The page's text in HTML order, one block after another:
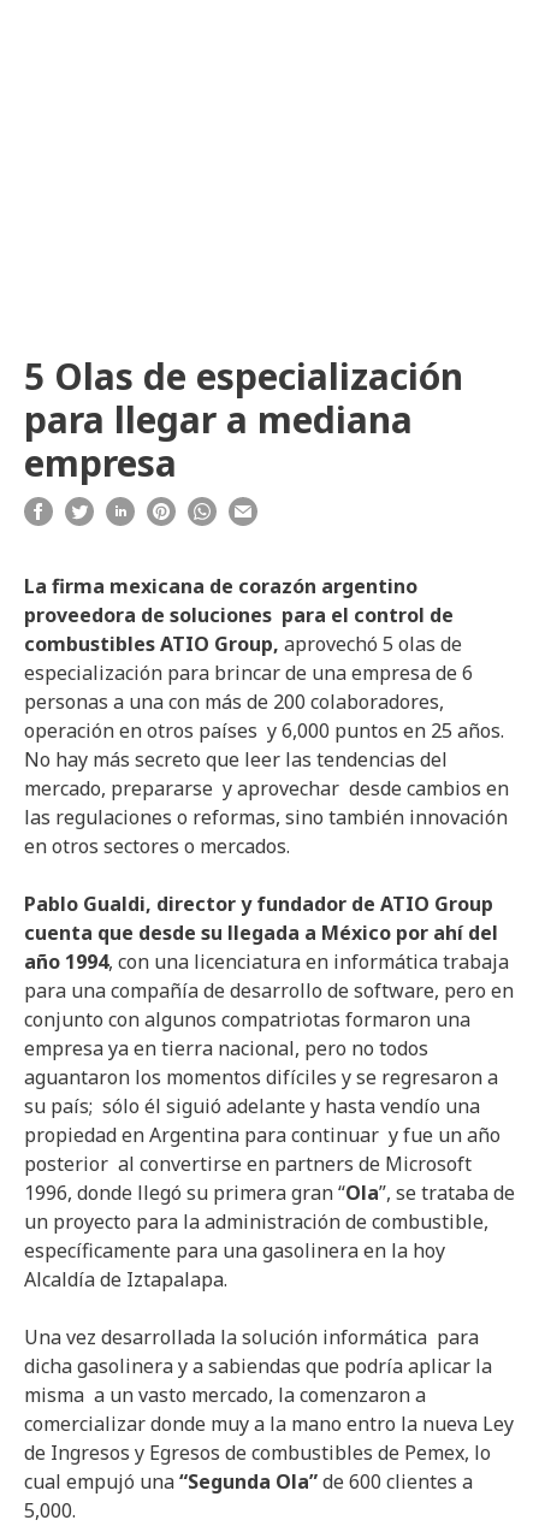
5 Olas de especialización
para llegar a mediana
empresa
La firma mexicana de corazón argentino
proveedora de soluciones para el control de
combustibles ATIO Group, aprovechó 5 olas de
especialización para brincar de una empresa de 6
personas a una con más de 200 colaboradores,
operación en otros países y 6,000 puntos en 25 años.
No hay más secreto que leer las tendencias del
mercado, prepararse y aprovechar desde cambios en
las regulaciones o reformas, sino también innovación
en otros sectores o mercados.
Pablo Gualdi, director y fundador de ATIO Group
cuenta que desde su llegada a México por ahí del
año 1994, con una licenciatura en informática trabaja
para una compañía de desarrollo de software, pero en
conjunto con algunos compatriotas formaron una
empresa ya en tierra nacional, pero no todos
aguantaron los momentos difíciles y se regresaron a
su país; sólo él siguió adelante y hasta vendío una
propiedad en Argentina para continuar y fue un año
posterior al convertirse en partners de Microsoft
1996, donde llegó su primera gran “Ola”, se trataba de
un proyecto para la administración de combustible,
específicamente para una gasolinera en la hoy
Alcaldía de Iztapalapa.
Una vez desarrollada la solución informática para
dicha gasolinera y a sabiendas que podría aplicar la
misma a un vasto mercado, la comenzaron a
comercializar donde muy a la mano entro la nueva Ley
de Ingresos y Egresos de combustibles de Pemex, lo
cual empujó una“Segunda Ola”de 600 clientes a
5,000.